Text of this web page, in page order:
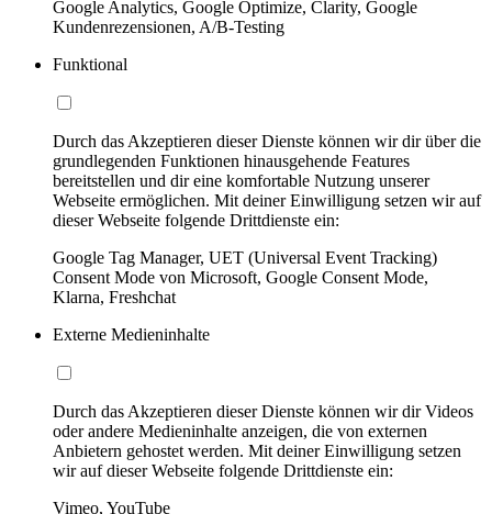
Google Analytics, Google Optimize, Clarity, Google
Kundenrezensionen, A/B-Testing
Funktional
Durch das Akzeptieren dieser Dienste können wir dir über die
grundlegenden Funktionen hinausgehende Features
bereitstellen und dir eine komfortable Nutzung unserer
Webseite ermöglichen. Mit deiner Einwilligung setzen wir auf
dieser Webseite folgende Drittdienste ein:
Google Tag Manager, UET (Universal Event Tracking)
Consent Mode von Microsoft, Google Consent Mode,
Klarna, Freshchat
Externe Medieninhalte
Durch das Akzeptieren dieser Dienste können wir dir Videos
oder andere Medieninhalte anzeigen, die von externen
Anbietern gehostet werden. Mit deiner Einwilligung setzen
wir auf dieser Webseite folgende Drittdienste ein:
Vimeo, YouTube